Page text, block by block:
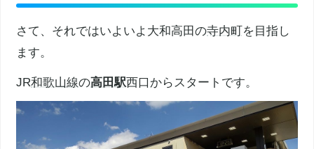
さて、それではいよいよ大和高田の寺内町を目指し
ます。
JR和歌山線の高田駅西口からスタートです。